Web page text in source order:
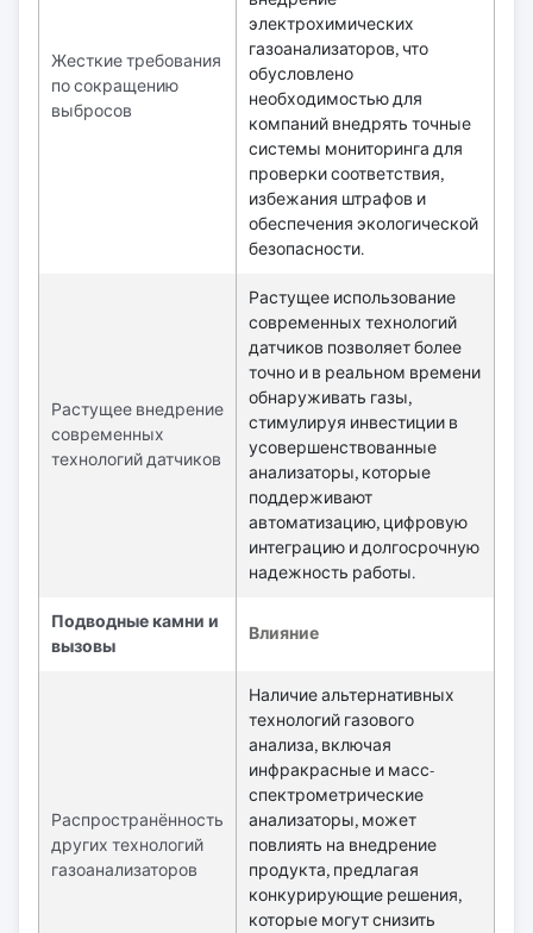
Жесткие требования
по сокращению
выбросов
электрохимических
газоанализаторов, что
обусловлено
необходимостью для
компаний внедрять точные
системы мониторинга для
проверки соответствия,
избежания штрафов и
обеспечения экологической
безопасности.
Растущее внедрение
современных
технологий датчиков
Растущее использование
современных технологий
датчиков позволяет более
точно и в реальном времени
обнаруживать газы,
стимулируя инвестиции в
усовершенствованные
анализаторы, которые
поддерживают
автоматизацию, цифровую
интеграцию и долгосрочную
надежность работы.
Подводные камни и
вызовы
Влияние
Распространённость
других технологий
газоанализаторов
Наличие альтернативных
технологий газового
анализа, включая
инфракрасные и масс-
спектрометрические
анализаторы, может
повлиять на внедрение
продукта, предлагая
конкурирующие решения,
которые могут снизить